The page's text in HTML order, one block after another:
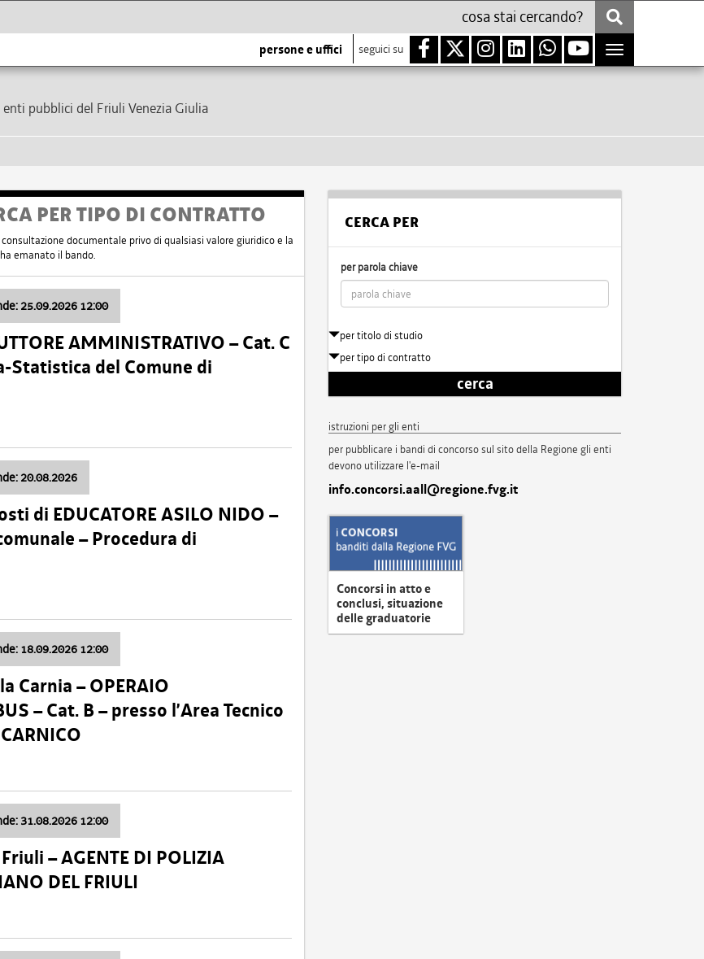
persone e uffici seguici su
Toggle
navigation
pubblici del Friuli Venezia Giulia
PER TIPO DI CONTRATTO
documentale privo di qualsiasi valore giuridico e la
emanato il bando.
25.09.2026 12:00
AMMINISTRATIVO – Cat. C
Statistica del Comune di
20.08.2026
di EDUCATORE ASILO NIDO –
– Procedura di
18.09.2026 12:00
Carnia – OPERAIO
– Cat. B – presso l’Area Tecnico
31.08.2026 12:00
– AGENTE DI POLIZIA
DEL FRIULI
CERCA PER
per parola chiave
per titolo di studio
per tipo di contratto
cerca
istruzioni per gli enti
per pubblicare i bandi di concorso sul sito della Regione gli enti
devono utilizzare l'e-mail
info.concorsi.aall@regione.fvg.it
Concorsi in atto e
conclusi, situazione
delle graduatorie